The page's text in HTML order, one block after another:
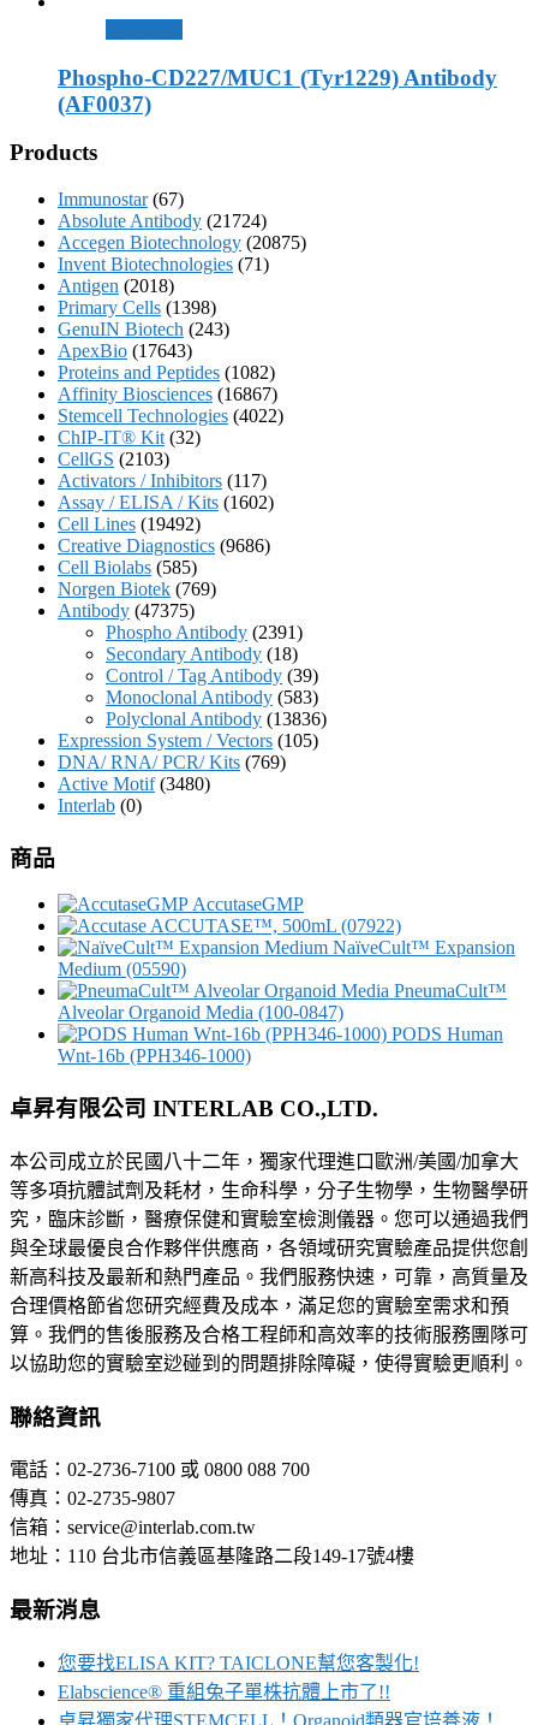
Phospho-CD227/MUC1 (Tyr1229) Antibody
(AF0037)
Products
Immunostar (67)
Absolute Antibody (21724)
Accegen Biotechnology (20875)
Invent Biotechnologies (71)
Antigen (2018)
Primary Cells (1398)
GenuIN Biotech (243)
ApexBio (17643)
Proteins and Peptides (1082)
Affinity Biosciences (16867)
Stemcell Technologies (4022)
ChIP-IT® Kit (32)
CellGS (2103)
Activators / Inhibitors (117)
Assay / ELISA / Kits (1602)
Cell Lines (19492)
Creative Diagnostics (9686)
Cell Biolabs (585)
Norgen Biotek (769)
Antibody (47375)
Phospho Antibody (2391)
Secondary Antibody (18)
Control / Tag Antibody (39)
Monoclonal Antibody (583)
Polyclonal Antibody (13836)
Expression System / Vectors (105)
DNA/ RNA/ PCR/ Kits (769)
Active Motif (3480)
Interlab (0)
商品
AccutaseGMP
ACCUTASE™, 500mL (07922)
NaïveCult™ Expansion
Medium (05590)
PneumaCult™
Alveolar Organoid Media (100-0847)
PODS Human
Wnt-16b (PPH346-1000)
卓昇有限公司 INTERLAB CO.,LTD.
本公司成立於民國八十二年，獨家代理進口歐洲/美國/加拿大
等多項抗體試劑及耗材，生命科學，分子生物學，生物醫學研
究，臨床診斷，醫療保健和實驗室檢測儀器。您可以通過我們
與全球最優良合作夥伴供應商，各領域研究實驗產品提供您創
新高科技及最新和熱門產品。我們服務快速，可靠，高質量及
合理價格節省您研究經費及成本，滿足您的實驗室需求和預
算。我們的售後服務及合格工程師和高效率的技術服務團隊可
以協助您的實驗室逤碰到的問題排除障礙，使得實驗更順利。
聯絡資訊
電話：02-2736-7100 或 0800 088 700
傳真：02-2735-9807
信箱：service@interlab.com.tw
地址：110 台北市信義區基隆路二段149-17號4樓
最新消息
您要找ELISA KIT? TAICLONE幫您客製化!
Elabscience® 重組兔子單株抗體上市了!!
卓昇獨家代理STEMCELL！Organoid類器官培養液！